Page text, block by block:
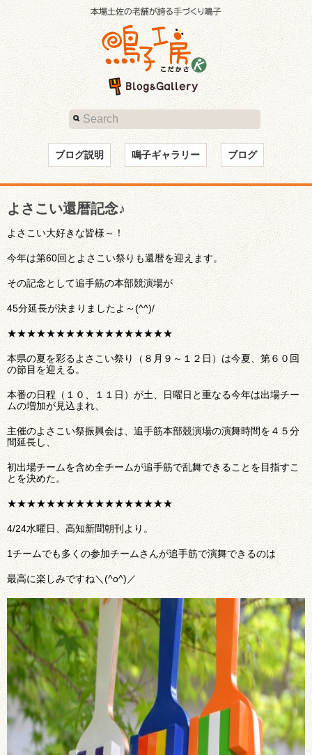
ブログ説明 鳴子ギャラリー ブログ
よさこい還暦記念♪
よさこい大好きな皆様～！
今年は第60回とよさこい祭りも還暦を迎えます。
その記念として追手筋の本部競演場が
45分延長が決まりましたよ～(^^)/
★★★★★★★★★★★★★★★★★
本県の夏を彩るよさこい祭り（８月９～１２日）は今夏、第６０回
の節目を迎える。
本番の日程（１０、１１日）が土、日曜日と重なる今年は出場チー
ムの増加が見込まれ、
主催のよさこい祭振興会は、追手筋本部競演場の演舞時間を４５分
間延長し、
初出場チームを含め全チームが追手筋で乱舞できることを目指すこ
とを決めた。
★★★★★★★★★★★★★★★★★
4/24水曜日、高知新聞朝刊より。
1チームでも多くの参加チームさんが追手筋で演舞できるのは
最高に楽しみですね＼(^o^)／